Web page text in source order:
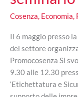
Cosenza, Economia,
Il 6 maggio presso
del settore
Promocosenza Si
9.30 alle 12.30
‘Etichettatura e